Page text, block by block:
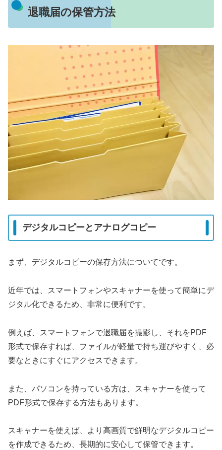
退職届の保管方法
デジタルコピーとアナログコピー
まず、デジタルコピーの保存方法についてです。
近年では、スマートフォンやスキャナーを使って簡単にデ
ジタル化できるため、非常に便利です。
例えば、スマートフォンで退職届を撮影し、それをPDF
形式で保存すれば、ファイルが軽量で持ち運びやすく、必
要なときにすぐにアクセスできます。
また、パソコンを持っている方は、スキャナーを使って
PDF形式で保存する方法もあります。
スキャナーを使えば、より高画質で鮮明なデジタルコピー
を作成できるため、長期的に安心して保管できます。